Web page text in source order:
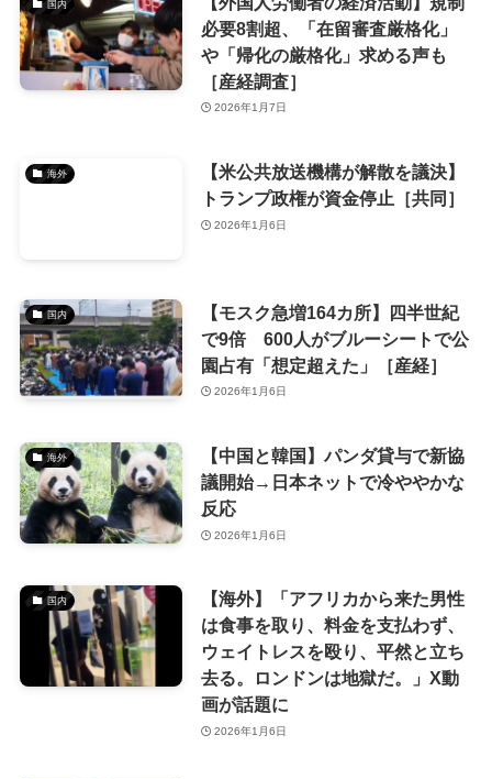
国内
必要8割超、「在留審査厳格化」
や「帰化の厳格化」求める声も
［産経調査］
2026年1月7日
海外
【米公共放送機構が解散を議決】
トランプ政権が資金停止［共同］
2026年1月6日
国内
【モスク急増164カ所】四半世紀
で9倍 600人がブルーシートで公
園占有「想定超えた」［産経］
2026年1月6日
海外
【中国と韓国】パンダ貸与で新協
議開始→日本ネットで冷ややかな
反応
2026年1月6日
国内
【海外】「アフリカから来た男性
は食事を取り、料金を支払わず、
ウェイトレスを殴り、平然と立ち
去る。ロンドンは地獄だ。」X動
画が話題に
2026年1月6日